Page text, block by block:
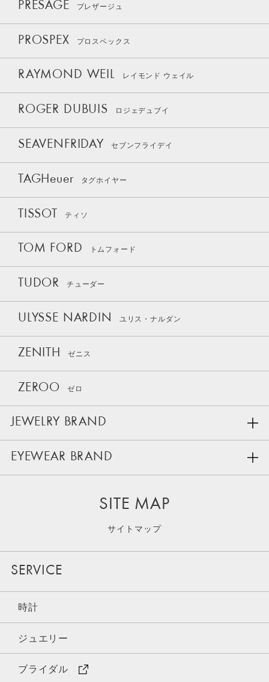
PRESAGE プレザージュ
PROSPEX プロスペックス
RAYMOND WEIL レイモンド ウェイル
ROGER DUBUIS ロジェデュブイ
SEAVENFRIDAY セブンフライデイ
TAGHeuer タグホイヤー
TISSOT ティソ
TOM FORD トムフォード
TUDOR チューダー
ULYSSE NARDIN ユリス・ナルダン
ZENITH ゼニス
ZEROO ゼロ
JEWELRY BRAND
EYEWEAR BRAND
SITE MAP
サイトマップ
SERVICE
時計
ジュエリー
ブライダル